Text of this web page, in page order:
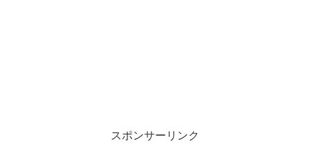
スポンサーリンク